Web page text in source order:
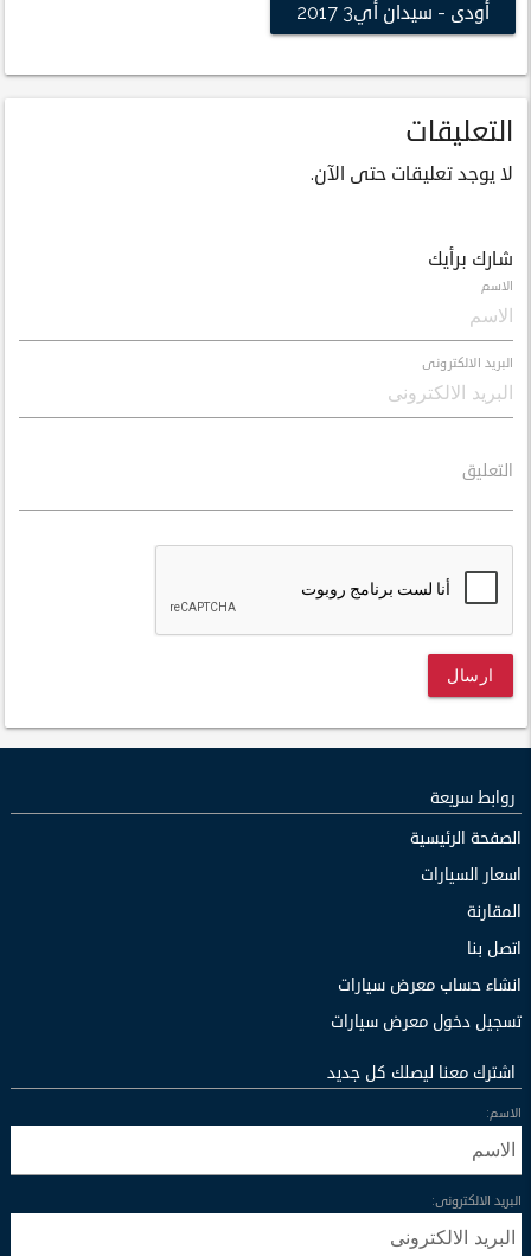
أودى - سيدان أي3 2017
التعليقات
لا يوجد تعليقات حتى الآن.
شارك برأيك
الاسم
البريد الالكترونى
التعليق
ارسال
روابط سريعة
الصفحة الرئيسية
اسعار السيارات
المقارنة
اتصل بنا
انشاء حساب معرض سيارات
تسجيل دخول معرض سيارات
اشترك معنا ليصلك كل جديد
الاسم:
البريد الالكترونى: